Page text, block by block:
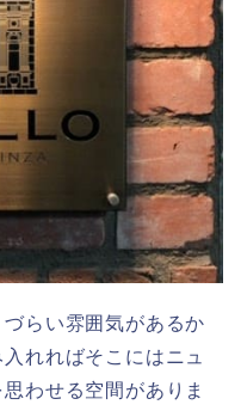
らい雰囲気があるか
れればそこにはニュ
わせる空間がありま